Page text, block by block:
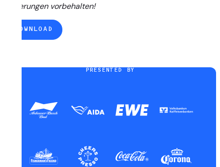
Änderungen vorbehalten!
DOWNLOAD
PRESENTED BY